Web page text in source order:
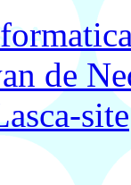
de
site